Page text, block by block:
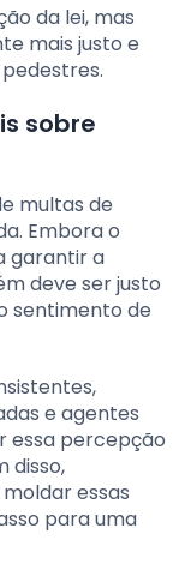
da lei, mas
mais justo e
sobre
multas de
Embora o
garantir a
deve ser justo
sentimento de
e agentes
essa percepção
disso,
essas
para uma